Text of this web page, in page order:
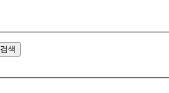
검색